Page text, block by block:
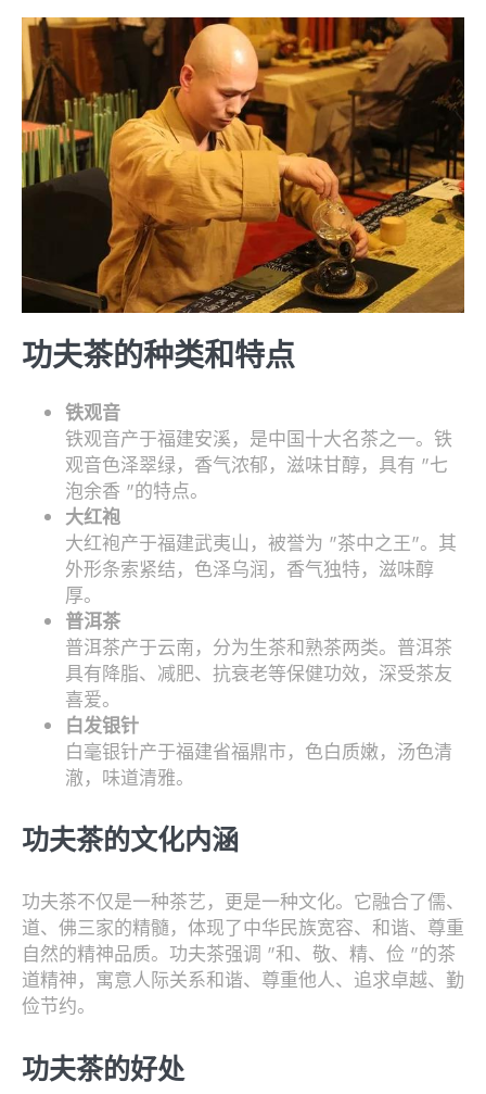
功夫茶的种类和特点
铁观音
铁观音产于福建安溪，是中国十大名茶之一。铁
观音色泽翠绿，香气浓郁，滋味甘醇，具有 "七
泡余香 "的特点。
大红袍
大红袍产于福建武夷山，被誉为 "茶中之王"。其
外形条索紧结，色泽乌润，香气独特，滋味醇
厚。
普洱茶
普洱茶产于云南，分为生茶和熟茶两类。普洱茶
具有降脂、减肥、抗衰老等保健功效，深受茶友
喜爱。
白发银针
白毫银针产于福建省福鼎市，色白质嫩，汤色清
澈，味道清雅。
功夫茶的文化内涵
功夫茶不仅是一种茶艺，更是一种文化。它融合了儒、
道、佛三家的精髓，体现了中华民族宽容、和谐、尊重
自然的精神品质。功夫茶强调 "和、敬、精、俭 "的茶
道精神，寓意人际关系和谐、尊重他人、追求卓越、勤
俭节约。
功夫茶的好处